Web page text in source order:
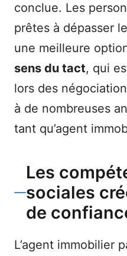
conclue. Les
prêtes à dépasser
une meilleure
sens du tact, qui
lors des
à de nombreuses
tant qu’agent
Les
sociales
de
L’agent immobilier